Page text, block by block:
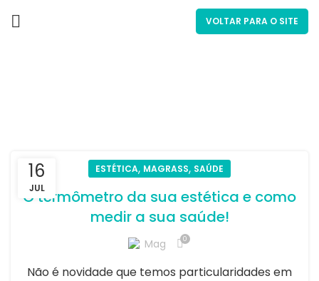
VOLTAR PARA O SITE
16
JUL
ESTÉTICA, MAGRASS, SAÚDE
O termômetro da sua estética e como
medir a sua saúde!
Mag 0
Não é novidade que temos particularidades em